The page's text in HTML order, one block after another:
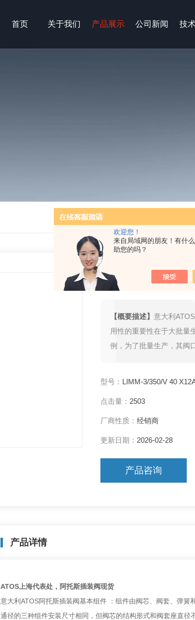
欢迎您！
来自局域网的朋友！有什
助您的吗？
首页 关于我们 产品展示 公司新闻 技
ATOS上海代表
【概要描述】 意大利
用性的重要性在于大批量
例，为了批量生产，其阀
型号： LIMM-3/350/V 40
点击量： 2503
厂商性质： 经销商
更新日期： 2026-02-28
产品咨询
产品详情
ATOS上海代表处，阿托斯插装阀现货
意大利ATOS阿托斯插装阀基本组件 ：组件由阀芯、阀套、弹
通径的三种组件安装尺寸相同，但阀芯的结构形式和阀套座直径